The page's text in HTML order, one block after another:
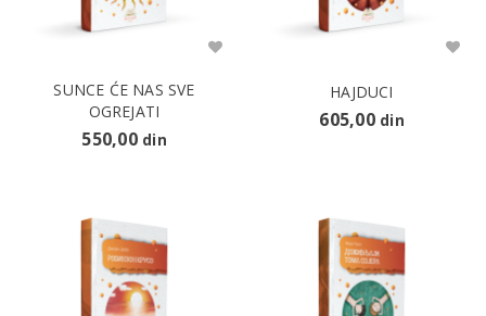
SUNCE ĆE NAS SVE
OGREJATI
550,00 din
HAJDUCI
605,00 din